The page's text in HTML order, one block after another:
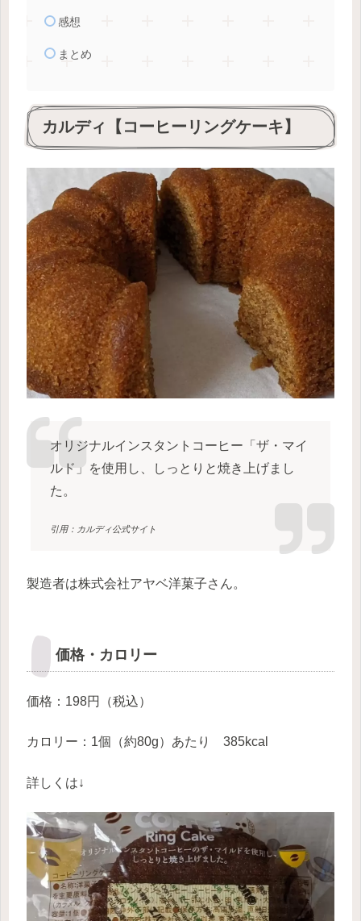
感想
まとめ
カルディ【コーヒーリングケーキ】
オリジナルインスタントコーヒー「ザ・マイ
ルド」を使用し、しっとりと焼き上げまし
た。
引用：カルディ公式サイト
製造者は株式会社アヤベ洋菓子さん。
価格・カロリー
価格：198円（税込）
カロリー：1個（約80g）あたり 385kcal
詳しくは↓